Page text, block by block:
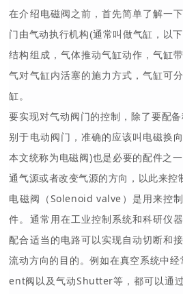
在介绍电磁阀之前，首先简单了解一
门由气动执行机构(通常叫做气缸，以
结构组成，气体推动气缸动作，气缸
气对气缸内活塞的施力方式，气缸可
缸。
要实现对气动阀门的控制，除了要配
别于电动阀门，准确的应该叫电磁换
本文统称为电磁阀)也是必要的配件之
通气源或者改变气源的方向，以此来控
电磁阀（Solenoid valve）是用来控
件。通常用在工业控制系统和科研仪
配合适当的电路可以实现自动切断和
流动方向的目的。例如在真空系统中
ent阀以及气动Shutter等，都可以通